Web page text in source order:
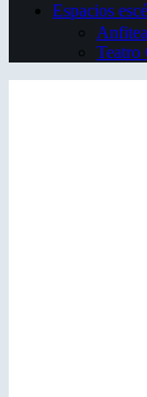
Espacios
Teatro